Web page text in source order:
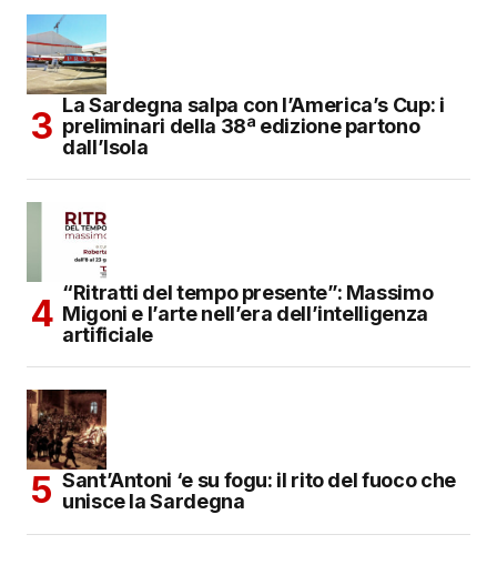
La Sardegna salpa con l’America’s Cup: i
preliminari della 38ª edizione partono
dall’Isola
“Ritratti del tempo presente”: Massimo
Migoni e l’arte nell’era dell’intelligenza
artificiale
Sant’Antoni ‘e su fogu: il rito del fuoco che
unisce la Sardegna